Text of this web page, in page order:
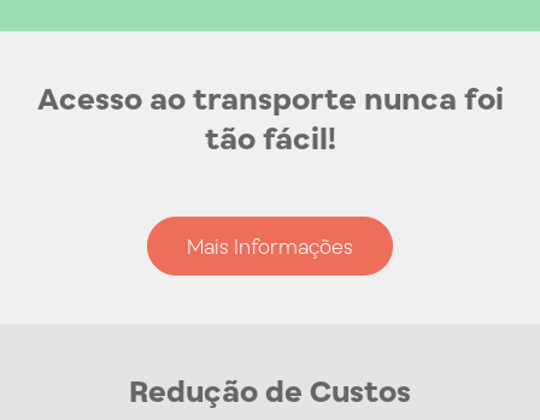
Acesso ao transporte nunca foi
tão fácil!
Mais Informações
Redução de Custos